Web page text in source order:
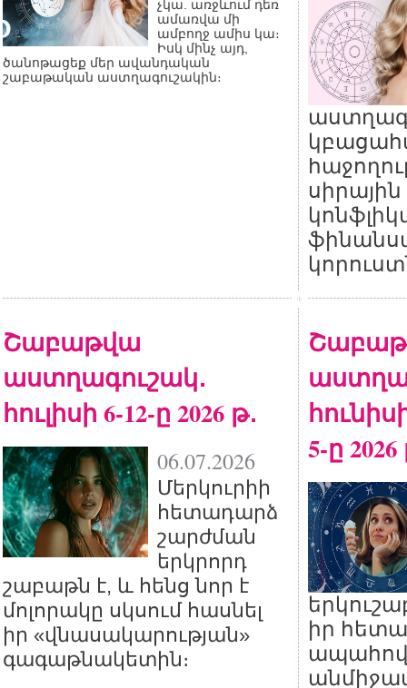
չկա. առջևում դեռ
ամառվա մի
ամբողջ ամիս կա։
Իսկ մինչ այդ,
ծանոթացեք մեր ավանդական
շաբաթական աստղագուշակին։
սիրային
Շաբաթվա
աստղագուշակ․
հուլիսի 6-12-ը 2026 թ․
06.07.2026
Մերկուրիի
հետադարձ
շարժման
երկրորդ
շաբաթն է, և հենց նոր է
մոլորակը սկսում հասնել
իր «վնասակարության»
գագաթնակետին։
5-ը 2026
իր